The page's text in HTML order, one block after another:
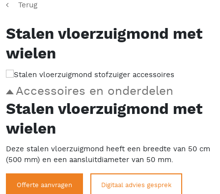
Terug
Stalen vloerzuigmond met
wielen
Accessoires en onderdelen
Stalen vloerzuigmond met
wielen
Deze stalen vloerzuigmond heeft een breedte van 50 cm
(500 mm) en een aansluitdiameter van 50 mm.
Offerte aanvragen Digitaal advies gesprek